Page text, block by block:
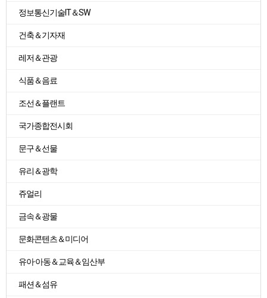
정보통신기술IT＆SW
건축＆기자재
레저＆관광
식품＆음료
조선＆플랜트
국가종합전시회
문구＆선물
유리＆광학
쥬얼리
금속＆광물
문화콘텐츠＆미디어
유아·아동＆교육＆임산부
패션＆섬유